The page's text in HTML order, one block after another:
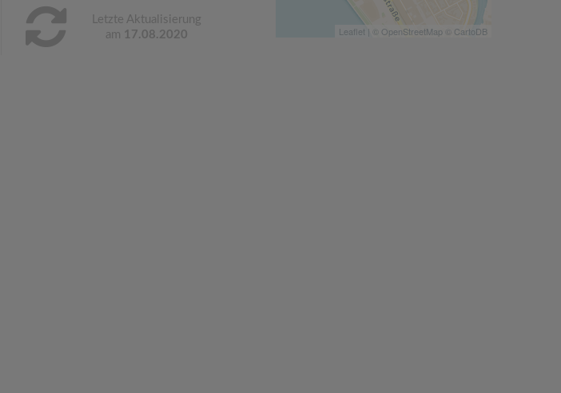
Letzte Aktualisierung
am 17.08.2020 Leaflet | © OpenStreetMap © CartoDB